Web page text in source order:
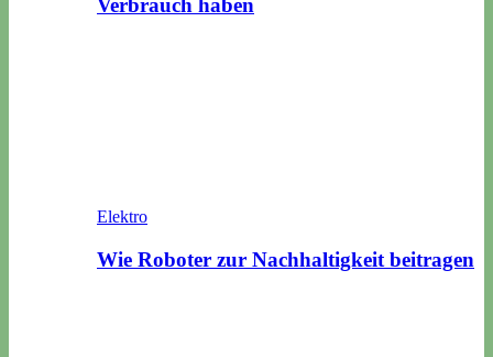
Elektro
Wie Roboter zur Nachhaltigkeit beitragen